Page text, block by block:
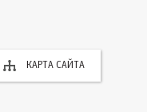
КАРТА САЙТА